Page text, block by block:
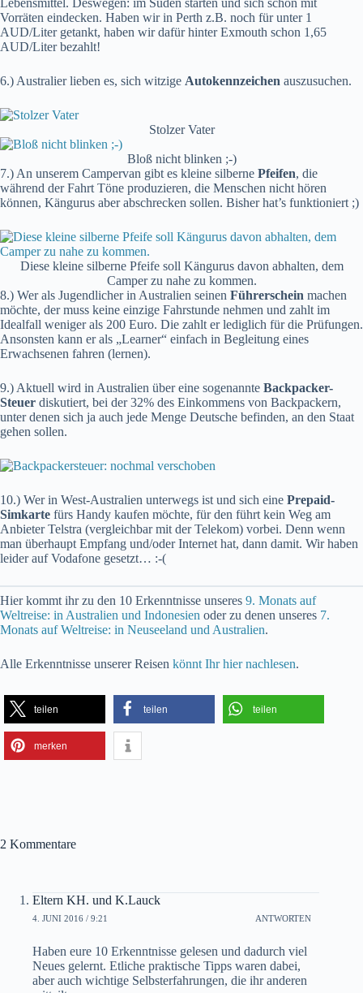
Lebensmittel. Deswegen: im Süden starten und sich schön mit
Vorräten eindecken. Haben wir in Perth z.B. noch für unter 1
AUD/Liter getankt, haben wir dafür hinter Exmouth schon 1,65
AUD/Liter bezahlt!
6.) Australier lieben es, sich witzige Autokennzeichen auszusuchen.
Stolzer Vater
Bloß nicht blinken ;-)
7.) An unserem Campervan gibt es kleine silberne Pfeifen, die
während der Fahrt Töne produzieren, die Menschen nicht hören
können, Kängurus aber abschrecken sollen. Bisher hat’s funktioniert ;)
Diese kleine silberne Pfeife soll Kängurus davon abhalten, dem
Camper zu nahe zu kommen.
8.) Wer als Jugendlicher in Australien seinen Führerschein machen
möchte, der muss keine einzige Fahrstunde nehmen und zahlt im
Idealfall weniger als 200 Euro. Die zahlt er lediglich für die Prüfungen.
Ansonsten kann er als „Learner“ einfach in Begleitung eines
Erwachsenen fahren (lernen).
9.) Aktuell wird in Australien über eine sogenannte Backpacker-
Steuer diskutiert, bei der 32% des Einkommens von Backpackern,
unter denen sich ja auch jede Menge Deutsche befinden, an den Staat
gehen sollen.
10.) Wer in West-Australien unterwegs ist und sich eine Prepaid-
Simkarte fürs Handy kaufen möchte, für den führt kein Weg am
Anbieter Telstra (vergleichbar mit der Telekom) vorbei. Denn wenn
man überhaupt Empfang und/oder Internet hat, dann damit. Wir haben
leider auf Vodafone gesetzt… :-(
Hier kommt ihr zu den 10 Erkenntnisse unseres 9. Monats auf
Weltreise: in Australien und Indonesien oder zu denen unseres 7.
Monats auf Weltreise: in Neuseeland und Australien.
Alle Erkenntnisse unserer Reisen könnt Ihr hier nachlesen.
teilen teilen teilen
merken
2 Kommentare
Eltern KH. und K.Lauck
4. JUNI 2016 / 9:21 ANTWORTEN
Haben eure 10 Erkenntnisse gelesen und dadurch viel
Neues gelernt. Etliche praktische Tipps waren dabei,
aber auch wichtige Selbsterfahrungen, die ihr anderen